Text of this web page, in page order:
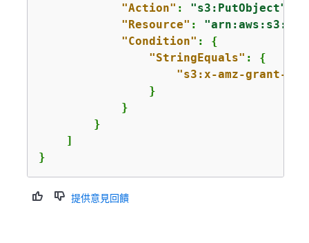
"Action" : "s3:PutObject"
"Resource" : "arn:aws:s3:::
"Condition" : {
"StringEquals" : {
"s3:x-amz-grant-
                }
            }
        }
    ]
}
提供意見回饋